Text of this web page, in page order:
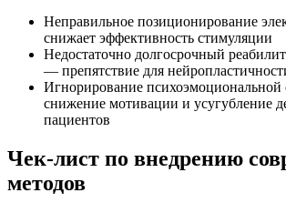
Неправильное позиционирование
снижает эффективность стимуляции
Недостаточно долгосрочный
— препятствие для
Игнорирование
снижение мотивации и усугубление
пациентов
Чек-лист по внедрению
методов